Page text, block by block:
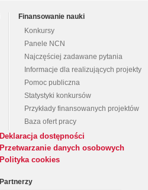
Finansowanie nauki
Konkursy
Panele NCN
Najczęściej zadawane pytania
Informacje dla realizujących projekty
Pomoc publiczna
Statystyki konkursów
Przykłady finansowanych projektów
Baza ofert pracy
Deklaracja dostępności
Przetwarzanie danych osobowych
Polityka cookies
Partnerzy